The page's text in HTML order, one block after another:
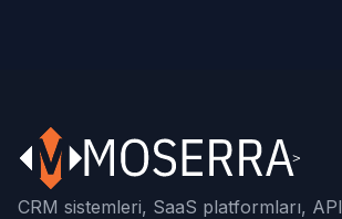
CRM sistemleri, SaaS platformları, API